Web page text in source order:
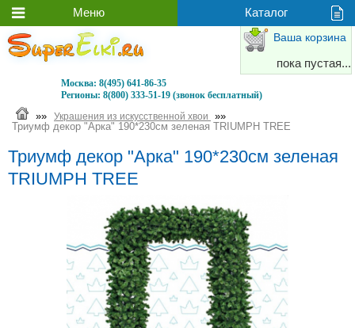
Москва: 8(495) 641-86-35
Регионы: 8(800) 333-51-19 (звонок бесплатный)
Ваша корзина
пока пустая...
»» Украшения из искусственной хвои
»»
Триумф декор "Арка" 190*230см зеленая TRIUMPH TREE
Триумф декор "Арка" 190*230см зеленая
TRIUMPH TREE